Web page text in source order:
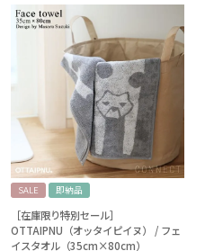
SALE 即納品
［在庫限り特別セール］
OTTAIPNU（オッタイピイヌ） / フェ
イスタオル（35cm×80cm）